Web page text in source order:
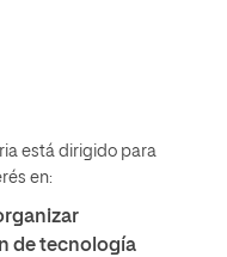
está dirigido para
en:
de tecnología